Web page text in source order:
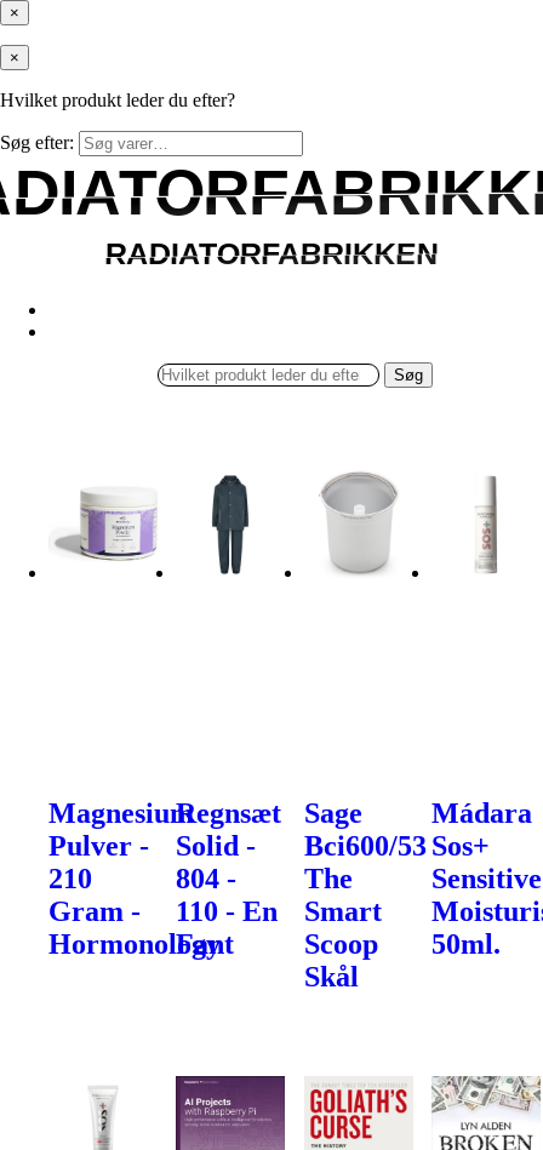
×
×
Hvilket produkt leder du efter?
Søg efter:
RADIATORFABRIKKEN
RADIATORFABRIKKEN
Søg
Magnesium
Pulver -
210
Gram -
Hormonology
Regnsæt
Solid -
804 -
110 - En
Fant
Sage
Bci600/53
The
Smart
Scoop
Skål
Mádara
Sos+
Sensitive
50ml.